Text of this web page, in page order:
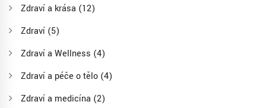
Zdraví a krása (12)
Zdraví (5)
Zdraví a Wellness (4)
Zdraví a péče o tělo (4)
Zdraví a medicína (2)